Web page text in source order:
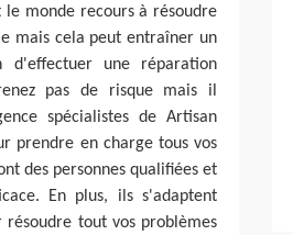
monde recours à résoudre
mais cela peut entraîner un
d'effectuer une réparation
pas de risque mais il
spécialistes de Artisan
prendre en charge tous vos
des personnes qualifiées et
En plus, ils s'adaptent
tout vos problèmes